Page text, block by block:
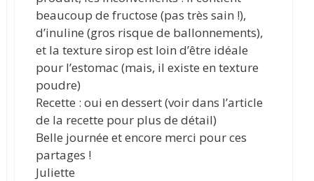
beaucoup de fructose (pas très sain !),
d’inuline (gros risque de ballonnements),
et la texture sirop est loin d’être idéale
pour l’estomac (mais, il existe en texture
poudre)
Recette : oui en dessert (voir dans l’article
de la recette pour plus de détail)
Belle journée et encore merci pour ces
partages !
Juliette